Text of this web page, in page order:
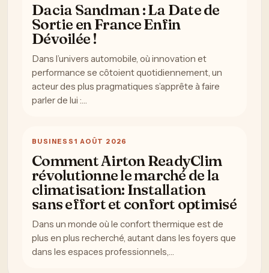
Dacia Sandman : La Date de
Sortie en France Enfin
Dévoilée !
Dans l’univers automobile, où innovation et
performance se côtoient quotidiennement, un
acteur des plus pragmatiques s’apprête à faire
parler de lui :…
BUSINESS 1 AOÛT 2026
Comment Airton ReadyClim
révolutionne le marché de la
climatisation: Installation
sans effort et confort optimisé
Dans un monde où le confort thermique est de
plus en plus recherché, autant dans les foyers que
dans les espaces professionnels,…